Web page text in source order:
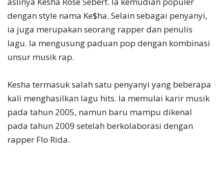
dengan style nama Ke$ha. Selain sebagai penyanyi,
ia juga merupakan seorang rapper dan penulis
lagu. Ia mengusung paduan pop dengan kombinasi
unsur musik rap.
Kesha termasuk salah satu penyanyi yang beberapa
kali menghasilkan lagu hits. Ia memulai karir musik
pada tahun 2005, namun baru mampu dikenal
pada tahun 2009 setelah berkolaborasi dengan
rapper Flo Rida.